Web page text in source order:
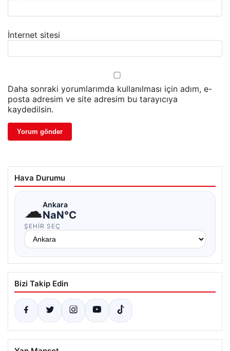
İnternet sitesi
Daha sonraki yorumlarımda kullanılması için adım, e-
posta adresim ve site adresim bu tarayıcıya
kaydedilsin.
Hava Durumu
☁Ankara
NaN°C
ŞEHIR SEÇ
Bizi Takip Edin